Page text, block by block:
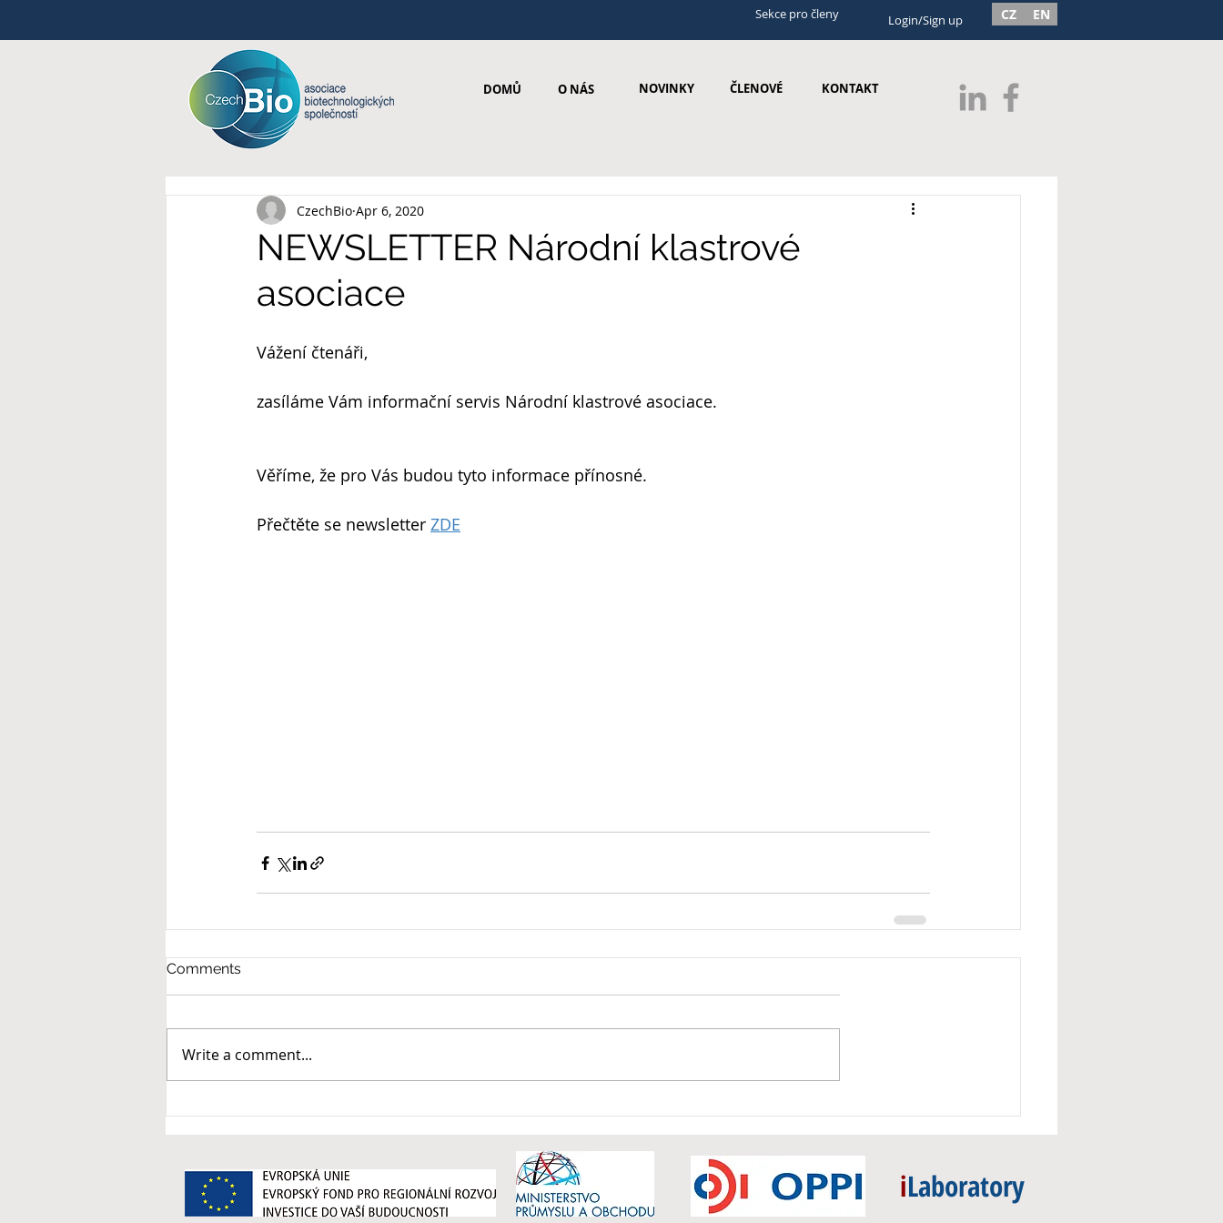
Sekce pro členy Login/Sign up CZ EN
DOMŮ O NÁS NOVINKY ČLENOVÉ KONTAKT
NEWSLETTER Národní klastrové
asociace
CzechBio Apr 6, 2020
Vážení čtenáři,
zasíláme Vám informační servis Národní klastrové asociace.
Věříme, že pro Vás budou tyto informace přínosné.
Přečtěte se newsletter ZDE
Comments
Write a comment...
iLaboratory